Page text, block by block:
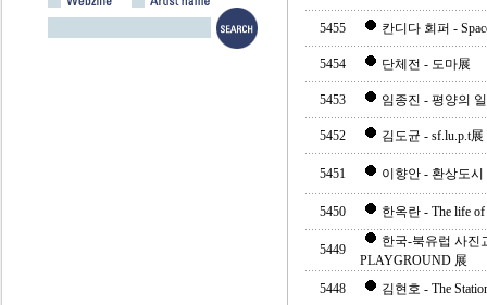
5455 칸디다 회퍼 -
5454 단체전 - 도마展
5453 임종진 - 평양의
5452 김도균 - sf.lu.p.t展
5451 이향안 - 환상도시
5450 한옥란 - The life
5449
한국-북유럽 사진
PLAYGROUND 展
5448
김현호 - The